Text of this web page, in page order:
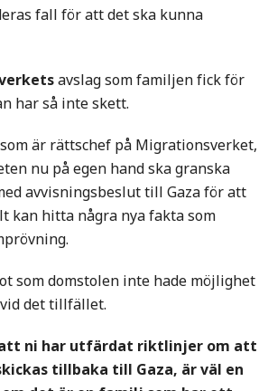
fall för att det ska kunna
avslag som familjen fick för
har så inte skett.
är rättschef på Migrationsverket,
nu på egen hand ska granska
avvisningsbeslut till Gaza för att
kan hitta några nya fakta som
som domstolen inte hade möjlighet
det tillfället.
ni har utfärdat riktlinjer om att
tillbaka till Gaza, är väl en